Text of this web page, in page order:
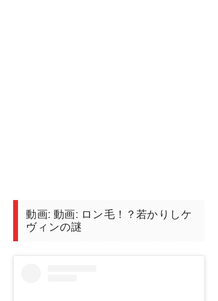
動画: 動画: ロン毛！？若かりしケ
ヴィンの謎